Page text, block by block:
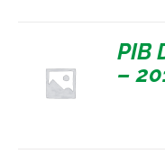
PIB
–